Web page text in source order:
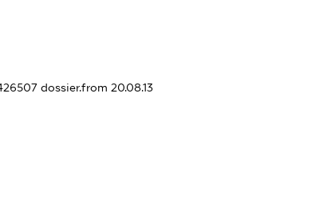
dossier.from 20.08.13